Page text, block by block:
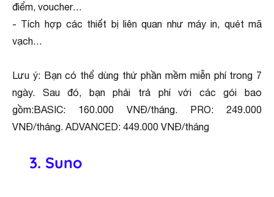
điểm, voucher…
- Tích hợp các thiết bị liên quan như máy in, quét mã
vạch…
Lưu ý: Bạn có thể dùng thử phần mềm miễn phí trong 7
ngày. Sau đó, bạn phải trả phí với các gói bao
gồm:BASIC: 160.000 VNĐ/tháng. PRO: 249.000
VNĐ/tháng. ADVANCED: 449.000 VNĐ/tháng
3. Suno